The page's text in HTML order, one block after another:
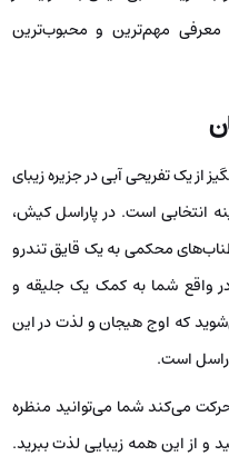
مهم‌ترین و محبوب‌ترین
از یک تفریحی آبی در جزیره زیبای
انتخابی است. در پاراسل کیش،
محکمی به یک قایق تندرو
در واقع شما به کمک یک جلیقه و
که اوج هیجان و لذت در این
است.
حرکت می‌کند شما می‌توانید منظره
و از این همه زیبایی لذت ببرید.